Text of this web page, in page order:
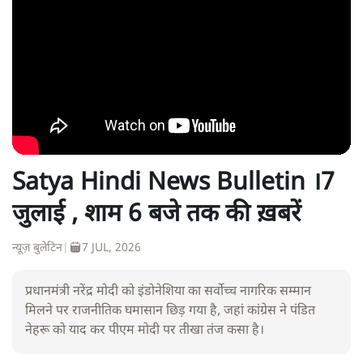
Satya Hindi News Bulletin ।7
जुलाई , शाम 6 बजे तक की ख़बरें
न्यूज़ बुलेटिन 7 JUL, 2026
प्रधानमंत्री नरेंद्र मोदी को इंडोनेशिया का सर्वोच्च नागरिक सम्मान
मिलने पर राजनीतिक घमासान छिड़ गया है, जहां कांग्रेस ने पंडित
नेहरू को याद कर पीएम मोदी पर तीखा तंज कसा है।